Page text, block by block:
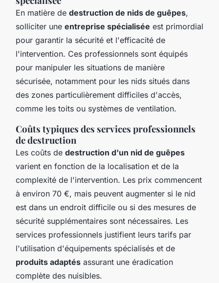
En matière de destruction de nids de guêpes,
solliciter une entreprise spécialisée est primordial
pour garantir la sécurité et l'efficacité de
l'intervention. Ces professionnels sont équipés
pour manipuler les situations de manière
sécurisée, notamment pour les nids situés dans
des zones particulièrement difficiles d'accès,
comme les toits ou systèmes de ventilation.
Coûts typiques des services professionnels
de destruction
Les coûts de destruction d'un nid de guêpes
varient en fonction de la localisation et de la
complexité de l'intervention. Les prix commencent
à environ 70 €, mais peuvent augmenter si le nid
est dans un endroit difficile ou si des mesures de
sécurité supplémentaires sont nécessaires. Les
services professionnels justifient leurs tarifs par
l'utilisation d'équipements spécialisés et de
produits adaptés assurant une éradication
complète des nuisibles.